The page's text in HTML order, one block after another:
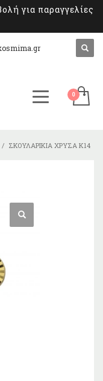
για παραγγελίες
ΣΚΟΥΛΑΡΊΚΙΑ ΧΡΥΣΆ Κ14